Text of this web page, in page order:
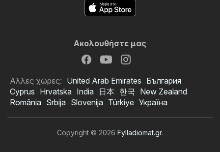
Ακολουθήστε μας
Αλλες χώρες: United Arab Emirates България
Cyprus Hrvatska India 日本 한국 New Zealand
România Srbija Slovenija Türkiye Україна
Copyright © 2026 Fylladiomat.gr.